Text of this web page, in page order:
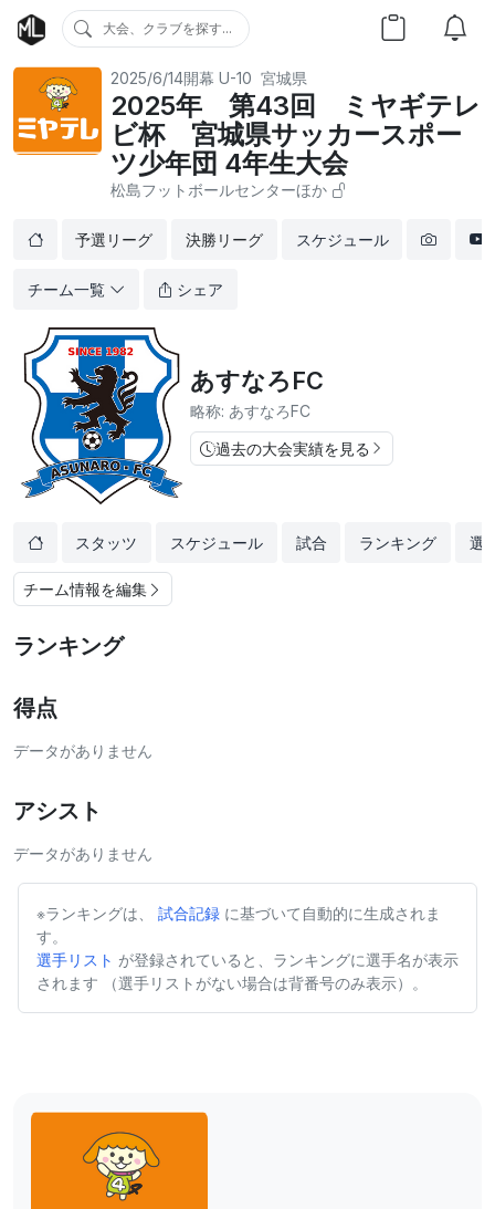
大会、クラブを探す...
2025/6/14開幕 U-10 宮城県
2025年 第43回 ミヤギテレ
ビ杯 宮城県サッカースポー
ツ少年団 4年生大会
松島フットボールセンターほか
予選リーグ 決勝リーグ スケジュール
チーム一覧 シェア
あすなろFC
略称: あすなろFC
過去の大会実績を見る
スタッツ スケジュール 試合 ランキング 選
チーム情報を編集
ランキング
得点
データがありません
アシスト
データがありません
※ランキングは、 試合記録 に基づいて自動的に生成されま
す。
選手リスト が登録されていると、ランキングに選手名が表示
されます （選手リストがない場合は背番号のみ表示）。